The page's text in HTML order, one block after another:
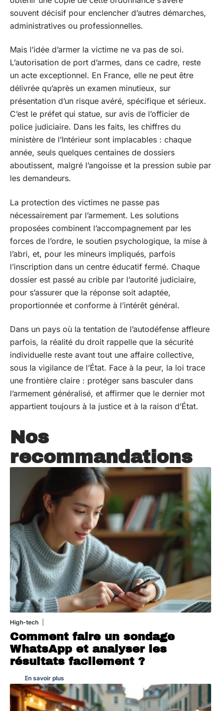
souvent décisif pour enclencher d’autres démarches,
administratives ou professionnelles.
Mais l’idée d’armer la victime ne va pas de soi.
L’autorisation de port d’armes, dans ce cadre, reste
un acte exceptionnel. En France, elle ne peut être
délivrée qu’après un examen minutieux, sur
présentation d’un risque avéré, spécifique et sérieux.
C’est le préfet qui statue, sur avis de l’officier de
police judiciaire. Dans les faits, les chiffres du
ministère de l’Intérieur sont implacables : chaque
année, seuls quelques centaines de dossiers
aboutissent, malgré l’angoisse et la pression subie par
les demandeurs.
La protection des victimes ne passe pas
nécessairement par l’armement. Les solutions
proposées combinent l’accompagnement par les
forces de l’ordre, le soutien psychologique, la mise à
l’abri, et, pour les mineurs impliqués, parfois
l’inscription dans un centre éducatif fermé. Chaque
dossier est passé au crible par l’autorité judiciaire,
pour s’assurer que la réponse soit adaptée,
proportionnée et conforme à l’intérêt général.
Dans un pays où la tentation de l’autodéfense affleure
parfois, la réalité du droit rappelle que la sécurité
individuelle reste avant tout une affaire collective,
sous la vigilance de l’État. Face à la peur, la loi trace
une frontière claire : protéger sans basculer dans
l’armement généralisé, et affirmer que le dernier mot
appartient toujours à la justice et à la raison d’État.
Nos
recommandations
High-tech
Comment faire un sondage
WhatsApp et analyser les
résultats facilement ?
En savoir plus